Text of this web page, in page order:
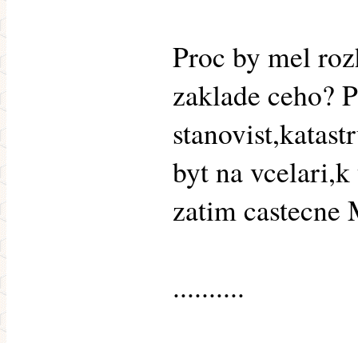
Proc by mel
zaklade ceho?
byt na
zatim
..........